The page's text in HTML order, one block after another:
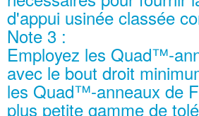
d'appui usinée classée
Note 3 :
Employez les Quad™-
avec le bout droit
les Quad™-anneaux de
plus petite gamme de